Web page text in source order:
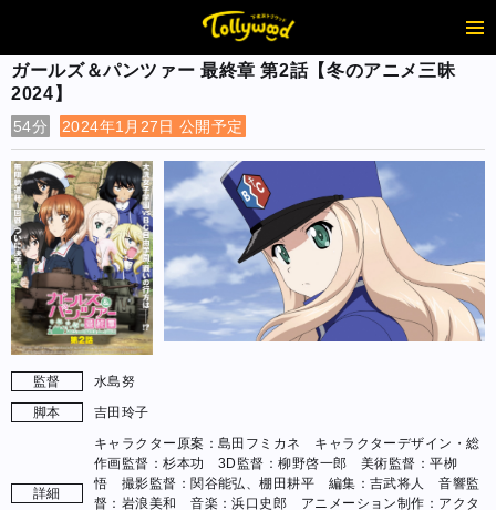
ガールズ＆パンツァー 最終章 第2話【冬のアニメ三昧
2024】
54分 2024年1月27日 公開予定
監督
水島努
脚本
吉田玲子
詳細
キャラクター原案：島田フミカネ キャラクターデザイン・総
作画監督：杉本功 3D監督：柳野啓一郎 美術監督：平栁
悟 撮影監督：関谷能弘、棚田耕平 編集：吉武将人 音響監
督：岩浪美和 音楽：浜口史郎 アニメーション制作：アクタ